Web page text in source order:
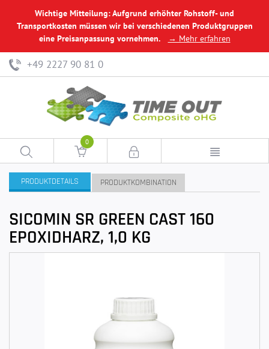
Wichtige Mitteilung: Aufgrund erhöhter Rohstoff- und
Transportkosten müssen wir bei verschiedenen Produktgruppen
eine Preisanpassung vornehmen.
→ Mehr erfahren
+49 2227 90 81 0
0
PRODUKTDETAILS PRODUKTKOMBINATION
SICOMIN SR GREEN CAST 160
EPOXIDHARZ, 1,0 KG